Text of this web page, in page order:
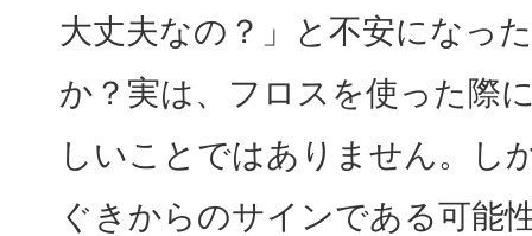
歯ぎしり食いしばりの治療・
ボトックス治療
歯周病治療
BRANCH
大丈夫なの？」と不安になっ
か？実は、フロスを使った際
しいことではありません。し
ぐきからのサインである可能